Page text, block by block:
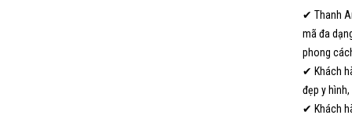
✔ Thanh
mã đa
phong
✔ Khách
đẹp y
✔ Khách